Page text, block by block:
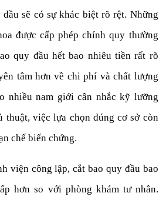
sẽ có sự khác biệt rõ rệt. Những
được cấp phép chính quy thường
quy đầu hết bao nhiêu tiền rất rõ
tâm hơn về chi phí và chất lượng
nhiều nam giới cân nhắc kỹ lưỡng
thuật, việc lựa chọn đúng cơ sở còn
chế biến chứng.
viện công lập, cắt bao quy đầu bao
hơn so với phòng khám tư nhân.